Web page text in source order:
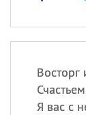
Восторг
Я вас с